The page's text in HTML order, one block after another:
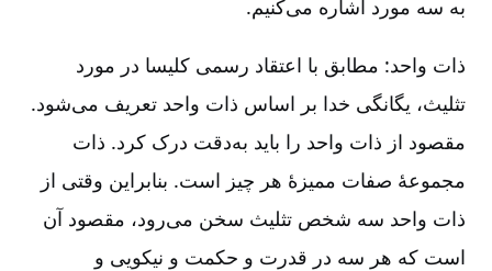
به سه مورد اشاره می‌کنیم.
ذات واحد: مطابق با اعتقاد رسمی کلیسا در مورد
تثلیث، یگانگی خدا بر اساس ذات واحد تعریف می‌شود.
مقصود از ذات واحد را باید به‌‌دقت درک کرد. ذات
مجموعۀ صفات ممیزۀ هر چیز است. بنابراین وقتی از
ذات واحد سه شخص تثلیث سخن می‌رود، مقصود آن
است که هر سه در قدرت و حکمت و نیکویی و